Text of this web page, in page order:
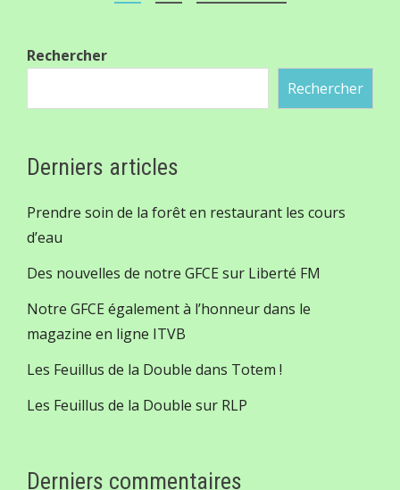
Rechercher
Rechercher
Derniers articles
Prendre soin de la forêt en restaurant les cours
d’eau
Des nouvelles de notre GFCE sur Liberté FM
Notre GFCE également à l’honneur dans le
magazine en ligne ITVB
Les Feuillus de la Double dans Totem !
Les Feuillus de la Double sur RLP
Derniers commentaires